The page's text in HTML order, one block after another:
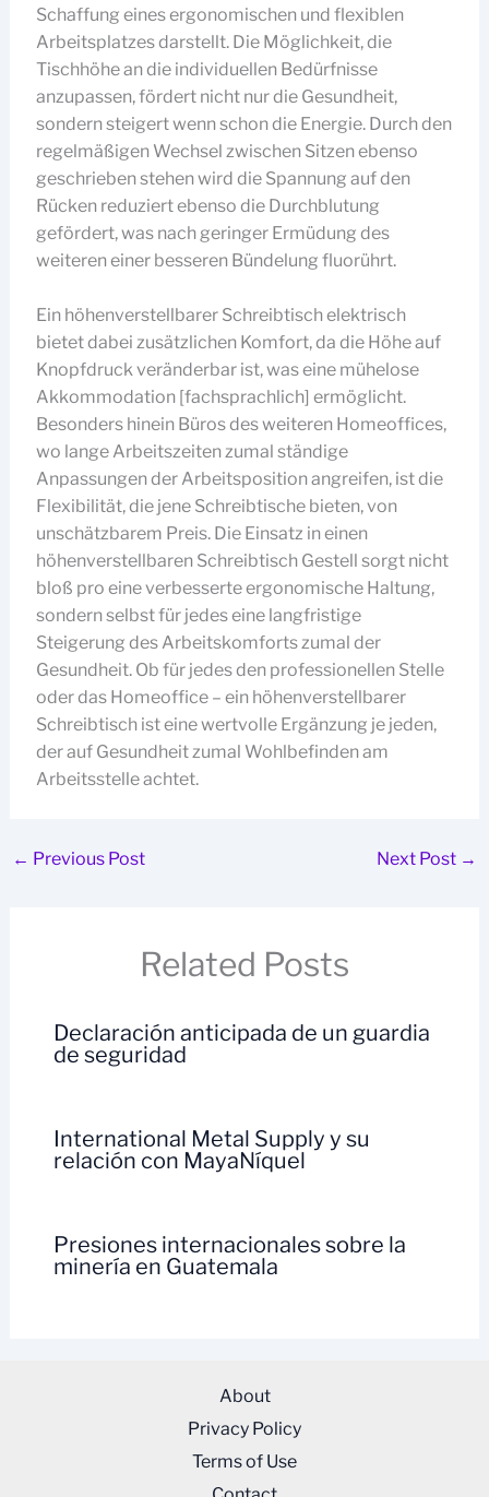
Schaffung eines ergonomischen und flexiblen
Arbeitsplatzes darstellt. Die Möglichkeit, die
Tischhöhe an die individuellen Bedürfnisse
anzupassen, fördert nicht nur die Gesundheit,
sondern steigert wenn schon die Energie. Durch den
regelmäßigen Wechsel zwischen Sitzen ebenso
geschrieben stehen wird die Spannung auf den
Rücken reduziert ebenso die Durchblutung
gefördert, was nach geringer Ermüdung des
weiteren einer besseren Bündelung fluorührt.
Ein höhenverstellbarer Schreibtisch elektrisch
bietet dabei zusätzlichen Komfort, da die Höhe auf
Knopfdruck veränderbar ist, was eine mühelose
Akkommodation [fachsprachlich] ermöglicht.
Besonders hinein Büros des weiteren Homeoffices,
wo lange Arbeitszeiten zumal ständige
Anpassungen der Arbeitsposition angreifen, ist die
Flexibilität, die jene Schreibtische bieten, von
unschätzbarem Preis. Die Einsatz in einen
höhenverstellbaren Schreibtisch Gestell sorgt nicht
bloß pro eine verbesserte ergonomische Haltung,
sondern selbst für jedes eine langfristige
Steigerung des Arbeitskomforts zumal der
Gesundheit. Ob für jedes den professionellen Stelle
oder das Homeoffice – ein höhenverstellbarer
Schreibtisch ist eine wertvolle Ergänzung je jeden,
der auf Gesundheit zumal Wohlbefinden am
Arbeitsstelle achtet.
← Previous Post Next Post →
Related Posts
Declaración anticipada de un guardia
de seguridad
International Metal Supply y su
relación con MayaNíquel
Presiones internacionales sobre la
minería en Guatemala
About
Privacy Policy
Terms of Use